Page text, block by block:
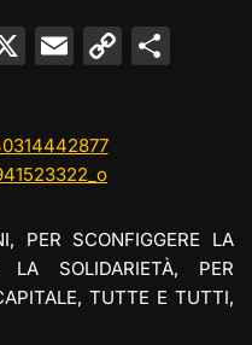
X E
l
C
n
k
di
PER SCONFIGGERE LA
LA SOLIDARIETÀ, PER
TUTTE E TUTTI,